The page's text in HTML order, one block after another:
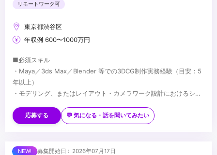
リモートワーク可
東京都渋谷区
年収例 600〜1000万円
■必須スキル
・Maya／3ds Max／Blender 等での3DCG制作実務経験（目安：5
年以上）
・モデリング、またはレイアウト・カメラワーク設計におけるシニ
・映像制作パイプラインの理解
・長編映像・ハイエンドCG・没入型コンテンツでの実務経験
・Houdini／Geometry Nodes 等を用いたプロシージャルワークフ
・Unreal Engine／Unity 等のリアルタイムエンジン使用経験
...
応募する 💬 気になる・話を聞いてみたい
募集開始日 : 2026年07月17日